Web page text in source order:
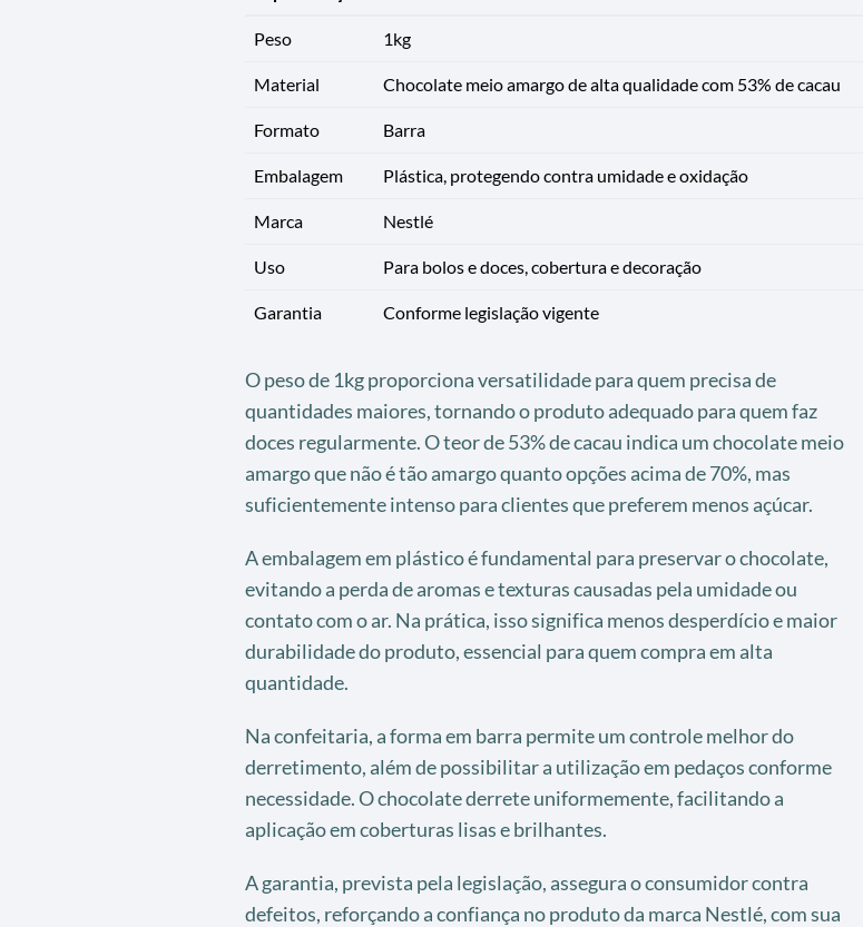
Peso 1kg
Material Chocolate meio amargo de alta qualidade com 53% de cacau
Formato Barra
Embalagem Plástica, protegendo contra umidade e oxidação
Marca Nestlé
Uso Para bolos e doces, cobertura e decoração
Garantia Conforme legislação vigente
O peso de 1kg proporciona versatilidade para quem precisa de
quantidades maiores, tornando o produto adequado para quem faz
doces regularmente. O teor de 53% de cacau indica um chocolate meio
amargo que não é tão amargo quanto opções acima de 70%, mas
suficientemente intenso para clientes que preferem menos açúcar.
A embalagem em plástico é fundamental para preservar o chocolate,
evitando a perda de aromas e texturas causadas pela umidade ou
contato com o ar. Na prática, isso significa menos desperdício e maior
durabilidade do produto, essencial para quem compra em alta
quantidade.
Na confeitaria, a forma em barra permite um controle melhor do
derretimento, além de possibilitar a utilização em pedaços conforme
necessidade. O chocolate derrete uniformemente, facilitando a
aplicação em coberturas lisas e brilhantes.
A garantia, prevista pela legislação, assegura o consumidor contra
defeitos, reforçando a confiança no produto da marca Nestlé, com sua